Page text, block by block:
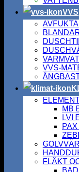
VVS
VVS-
MB
LVI
FLÄKT